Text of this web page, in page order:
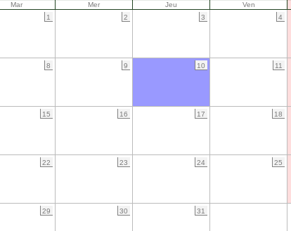
Mar Mer Jeu Ven
1
2 3 4
8 9 10 11
15 16 17 18
22 23 24 25
29 30 31